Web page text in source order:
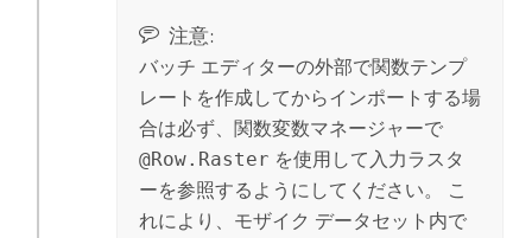
注意:
バッチ エディターの外部で関数テンプ
レートを作成してからインポートする場
合は必ず、関数変数マネージャーで
@Row.Raster を使用して入力ラスタ
ーを参照するようにしてください。 こ
れにより、モザイク データセット内で